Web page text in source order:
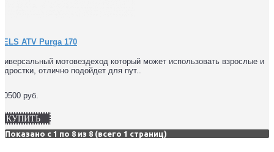
ATV Purga 170
мотовездеход который может использовать взрослые и
отлично подойдет для пут..
руб.
КУПИТЬ
Показано с 1 по 8 из 8 (всего 1 страниц)